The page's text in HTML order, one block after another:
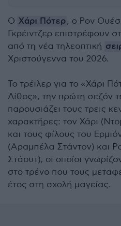
O Χάρι Πότερ, ο Ρον
Γκρέιντζερ επιστρέφουν
από τη νέα τηλεοπτική
Χριστούγεννα του 2026.
Το τρέιλερ για το «Χάρι
Λίθος», την πρώτη σεζόν
παρουσιάζει τους τρεις
χαρακτήρες: τον Χάρι
και τους φίλους του
(Αραμπέλα Στάντον) και
Στάουτ), οι οποίοι
στο τρένο που τους
έτος στη σχολή μαγείας.